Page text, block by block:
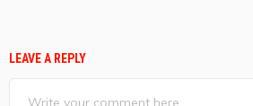
LEAVE A REPLY